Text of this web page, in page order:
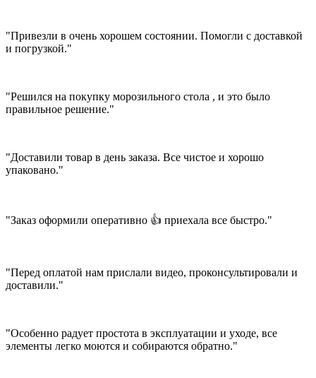
"Привезли в очень хорошем состоянии. Помогли с доставкой
и погрузкой."
"Решился на покупку морозильного стола , и это было
правильное решение."
"Доставили товар в день заказа. Все чистое и хорошо
упаковано."
"Заказ оформили оперативно 👍 приехала все быстро."
"Перед оплатой нам прислали видео, проконсультировали и
доставили."
"Особенно радует простота в эксплуатации и уходе, все
элементы легко моются и собираются обратно."